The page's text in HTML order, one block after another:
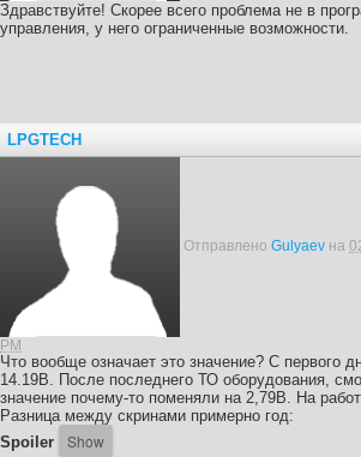
Здравствуйте! Скорее всего проблема не в
управления, у него ограниченные возможности.
LPGTECH
Отправлено Gulyaev на
PM
Что вообще означает это значение? С первого
14.19В. После последнего ТО оборудования,
значение почему-то поменяли на 2,79В. На
Разница между скринами примерно год:
Spoiler